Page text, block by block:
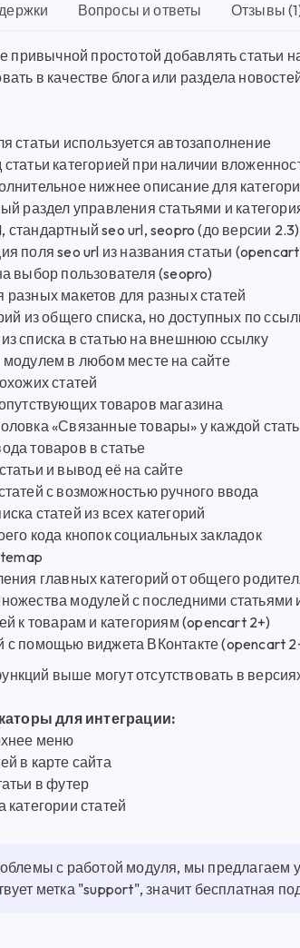
Вопросы и ответы Отзывы
привычной простотой добавлять статьи
в качестве блога или раздела
статьи используется автозаполнение
категорией при наличии
нижнее описание для
раздел управления статьями и
стандартный seo url, seopro (до версии
поля seo url из названия статьи
выбор пользователя (seopro)
макетов для разных статей
из общего списка, но доступных по
списка в статью на внешнюю ссылку
в любом месте на сайте
статей
товаров магазина
«Связанные товары» у каждой
товаров в статье
и вывод её на сайте
с возможностью ручного ввода
статей из всех категорий
кода кнопок социальных закладок
главных категорий от общего
модулей с последними статьями
к товарам и категориям (opencart 2+)
с помощью виджета ВКонтакте (opencart
выше могут отсутствовать в
для интеграции:
меню
в карте сайта
в футер
статей
с работой модуля, мы предлагаем
метка "support", значит бесплатная